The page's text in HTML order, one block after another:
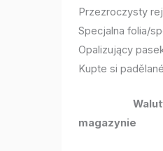
Przezroczysty
Specjalna folia/
Opalizujący
Kupte si
Waluty
magazynie